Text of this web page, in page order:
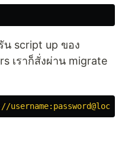
น script up ของ
เราก็สั่งผ่าน migrate